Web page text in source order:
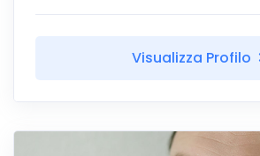
Visualizza Profilo